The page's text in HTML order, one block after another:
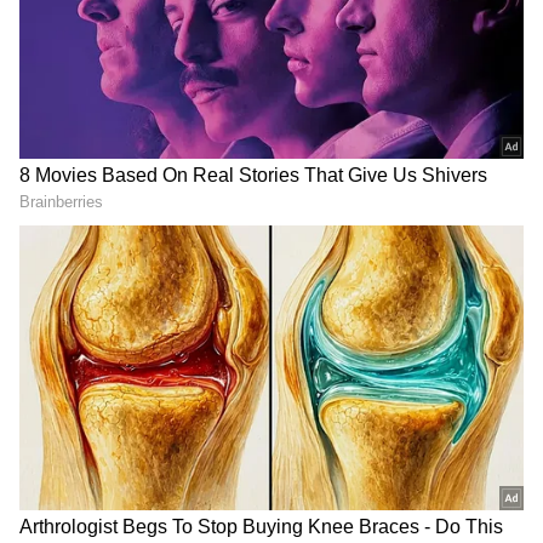
Related Articles
Viral Office Notice: ಲಂಚ್ ಮುಗಿಸೋಕೆ 1 ನಿಮಿಷ
ತಡವಾದ್ರೆ 1 ಗಂಟೆ ಹೆಚ್ಚುವರಿ ಕೆಲ್ಸ, ಗಮನ ಸೆಳೆದ
ಆಫೀಸ್ ನೊಟೀಸ್
Viral Video: ಪೊಲೀಸ್ ಆಗ್ಬೇಕು ಅಂತ ಮನೆ ಬಿಟ್ಟು
ಬಂದ ಹುಡುಗಿ, ಮುಂಬೈನಲ್ಲಿ ಏನು ಮಾಡ್ತಿದ್ದಾಳೆ ನೋಡಿ!
DOWNLOAD APP